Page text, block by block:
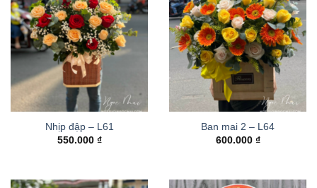
Nhịp đập – L61
550.000 ₫
Ban mai 2 – L64
600.000 ₫